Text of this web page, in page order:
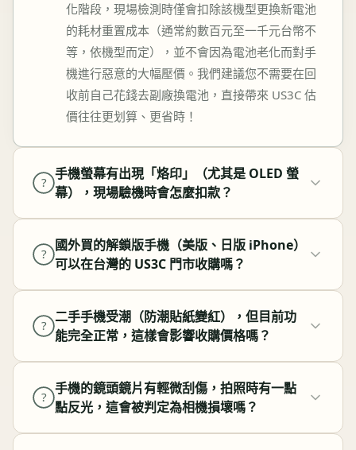
化階段，現場檢測時僅會扣除該機型更換新電池
的耗材重置成本（通常約數百元至一千元台幣不
等，依機型而定），並不會因為電池老化而對手
機進行惡意的大幅壓價。我們建議您不需要在回
收前自己花錢去副廠換電池，直接帶來 US3C 估
價往往更划算、更省時！
?
手機螢幕有出現「烙印」（尤其是 OLED 螢
幕），現場驗機時會怎麼扣款？
?
國外買的解鎖版手機（美版、日版 iPhone）
可以在台灣的 US3C 門市收購嗎？
?
二手手機受潮（防潮貼紙變紅），但目前功
能完全正常，這樣會影響收購價格嗎？
?
手機的鏡頭鏡片有輕微刮傷，拍照時有一點
點反光，這會被判定為相機損壞嗎？